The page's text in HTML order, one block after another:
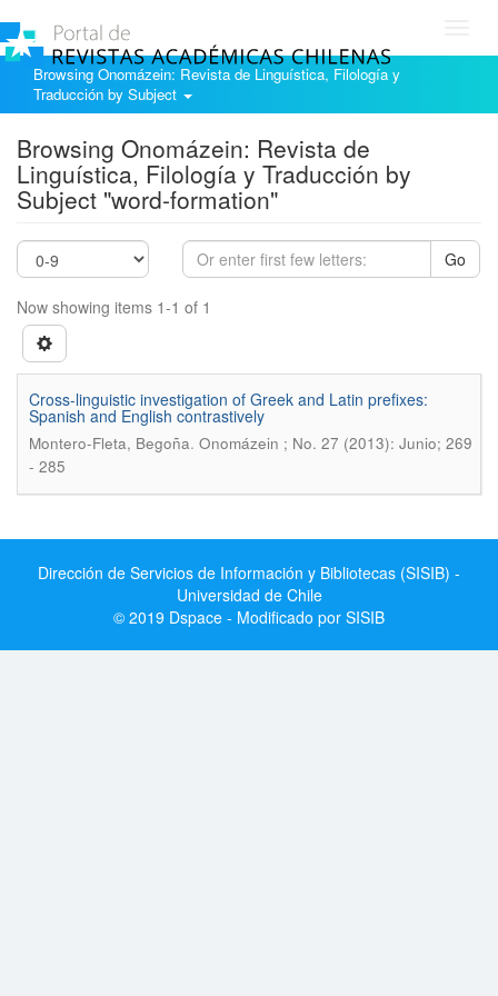
Browsing Onomázein: Revista de Linguística, Filología y
Traducción by Subject
Browsing Onomázein: Revista de
Linguística, Filología y Traducción by
Subject "word-formation"
Go
Now showing items 1-1 of 1
Cross-linguistic investigation of Greek and Latin prefixes:
Spanish and English contrastively
Montero-Fleta, Begoña. Onomázein ; No. 27 (2013): Junio; 269
- 285
Dirección de Servicios de Información y Bibliotecas (SISIB) -
Universidad de Chile
© 2019 Dspace - Modificado por SISIB